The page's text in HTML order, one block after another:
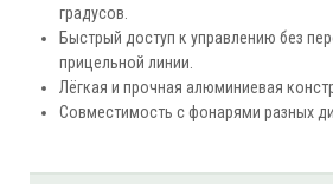
градусов.
Быстрый доступ к управлению без
прицельной линии.
Лёгкая и прочная алюминиевая
Совместимость с фонарями разных